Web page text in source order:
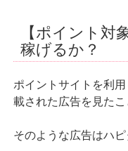
【ポイント対
稼げるか？
ポイントサイトを利
載された広告を見た
そのような広告はハ